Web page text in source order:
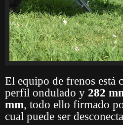
El equipo de frenos está
perfil ondulado y 282
mm, todo ello firmado
cual puede ser